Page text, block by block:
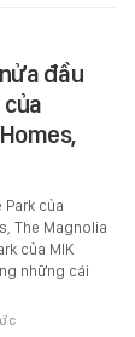
đầu
của
Park của
The Magnolia
của MIK
những cái